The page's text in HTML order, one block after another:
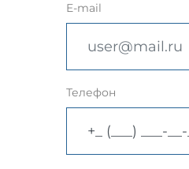
E-mail
Телефон